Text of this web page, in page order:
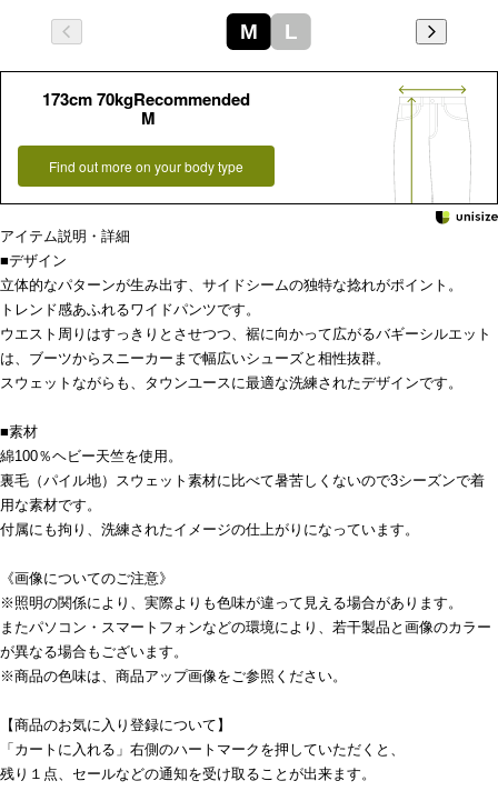
M L
173cm 70kgRecommended
M
Find out more on your body type
アイテム説明・詳細
■デザイン
立体的なパターンが生み出す、サイドシームの独特な捻れがポイント。
トレンド感あふれるワイドパンツです。
ウエスト周りはすっきりとさせつつ、裾に向かって広がるバギーシルエット
は、ブーツからスニーカーまで幅広いシューズと相性抜群。
スウェットながらも、タウンユースに最適な洗練されたデザインです。
■素材
綿100％ヘビー天竺を使用。
裏毛（パイル地）スウェット素材に比べて暑苦しくないので3シーズンで着
用な素材です。
付属にも拘り、洗練されたイメージの仕上がりになっています。
《画像についてのご注意》
※照明の関係により、実際よりも色味が違って見える場合があります。
またパソコン・スマートフォンなどの環境により、若干製品と画像のカラー
が異なる場合もございます。
※商品の色味は、商品アップ画像をご参照ください。
【商品のお気に入り登録について】
「カートに入れる」右側のハートマークを押していただくと、
残り１点、セールなどの通知を受け取ることが出来ます。